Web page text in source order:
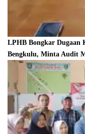
LPHB Bongkar Dugaan
Bengkulu, Minta Audit